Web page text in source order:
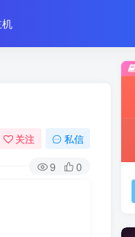
关注 私信
9 0